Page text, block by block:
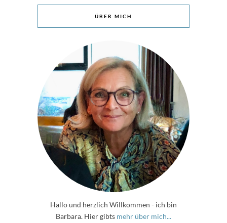
ÜBER MICH
Hallo und herzlich Willkommen - ich bin
Barbara. Hier gibts mehr über mich...